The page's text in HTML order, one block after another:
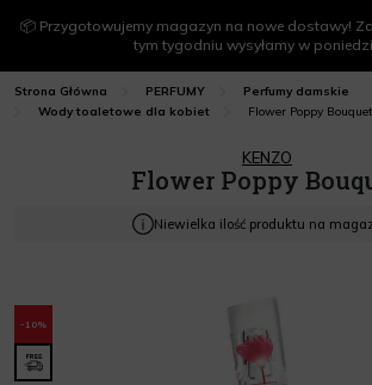
📦 Przygotowujemy magazyn na nowe dostawy!
tym tygodniu wysyłamy w
Strona Główna PERFUMY
Perfumy damskie
Wody toaletowe dla kobiet
Flower Poppy Bouquet
KENZO
Flower Poppy
Niewielka ilość produktu na
-10%